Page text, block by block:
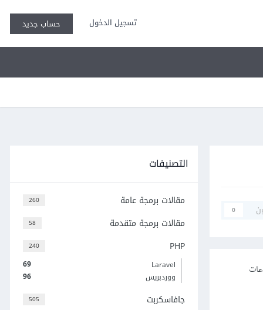
تسجيل الدخول حساب جديد
0
التصنيفات
260 مقالات برمجة عامة
58 مقالات برمجة متقدمة
240 PHP
69
Laravel
96
ووردبريس
505 جافاسكربت